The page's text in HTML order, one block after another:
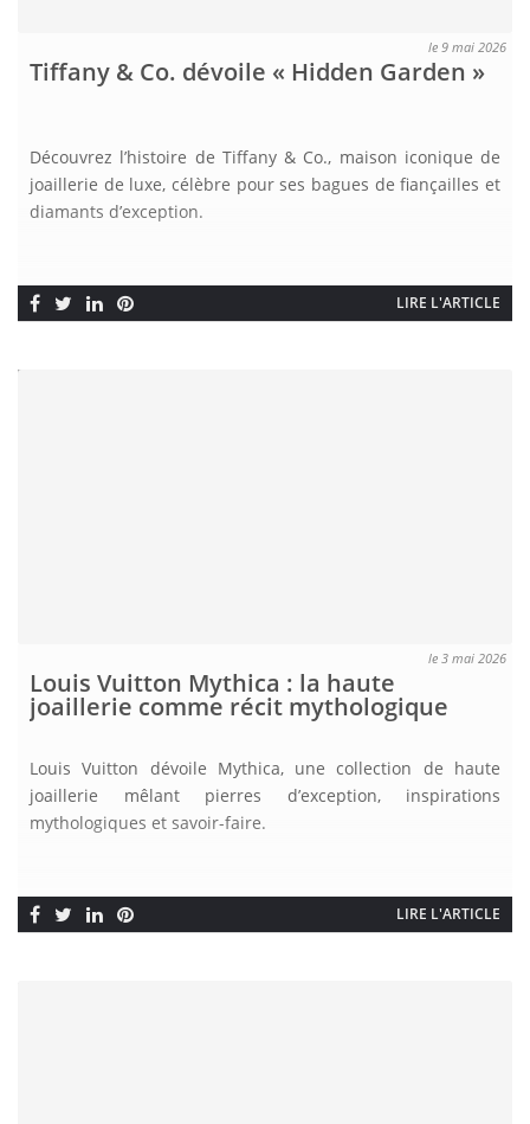
le 9 mai 2026
Tiffany & Co. dévoile « Hidden Garden »
Découvrez l’histoire de Tiffany & Co., maison iconique de
joaillerie de luxe, célèbre pour ses bagues de fiançailles et
diamants d’exception.
LIRE L'ARTICLE
le 3 mai 2026
Louis Vuitton Mythica : la haute
joaillerie comme récit mythologique
Louis Vuitton dévoile Mythica, une collection de haute
joaillerie mêlant pierres d’exception, inspirations
mythologiques et savoir-faire.
LIRE L'ARTICLE